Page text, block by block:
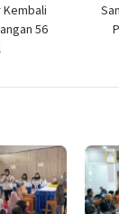
Kembali
56